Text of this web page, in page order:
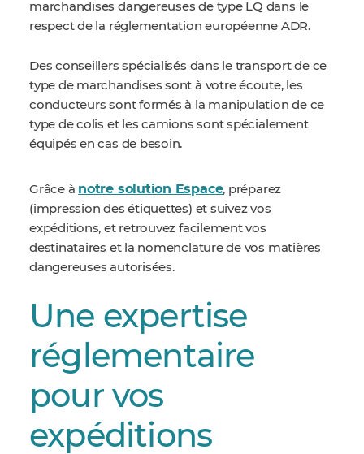
marchandises dangereuses de type LQ dans le
respect de la réglementation européenne ADR.
Des conseillers spécialisés dans le transport de ce
type de marchandises sont à votre écoute, les
conducteurs sont formés à la manipulation de ce
type de colis et les camions sont spécialement
équipés en cas de besoin.
Grâce à notre solution Espace, préparez
(impression des étiquettes) et suivez vos
expéditions, et retrouvez facilement vos
destinataires et la nomenclature de vos matières
dangereuses autorisées.
Une expertise
réglementaire
pour vos
expéditions